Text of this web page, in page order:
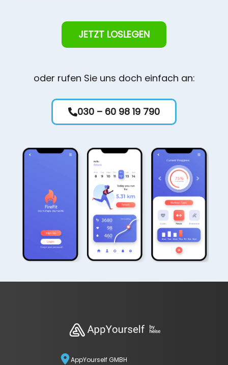
JETZT LOSLEGEN
oder rufen Sie uns doch einfach an:
030 – 60 98 19 790
AppYourself GMBH